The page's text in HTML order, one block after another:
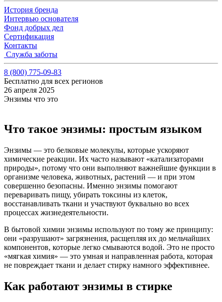
История бренда
Интервью основателя
Фонд добрых дел
Сертификация
Контакты
Служба заботы
8 (800) 775-09-83
Бесплатно для всех регионов
26 апреля 2025
Энзимы что это
Что такое энзимы: простым языком
Энзимы — это белковые молекулы, которые ускоряют
химические реакции. Их часто называют «катализаторами
природы», потому что они выполняют важнейшие функции в
организме человека, животных, растений — и при этом
совершенно безопасны. Именно энзимы помогают
переваривать пищу, убирать токсины из клеток,
восстанавливать ткани и участвуют буквально во всех
процессах жизнедеятельности.
В бытовой химии энзимы используют по тому же принципу:
они «разрушают» загрязнения, расщепляя их до мельчайших
компонентов, которые легко смываются водой. Это не просто
«мягкая химия» — это умная и направленная работа, которая
не повреждает ткани и делает стирку намного эффективнее.
Как работают энзимы в стирке